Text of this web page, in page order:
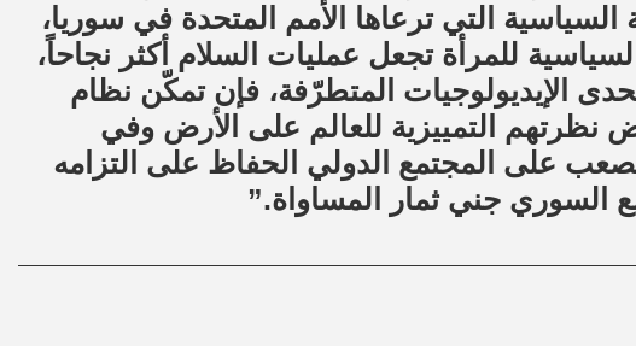
السياسية التي ترعاها الأمم المتحدة في سوريا،
للمرأة تجعل عمليات السلام أكثر نجاحاً،
الإيديولوجيات المتطرّفة، فإن تمكّن نظام
نظرتهم التمييزية للعالم على الأرض وفي
على المجتمع الدولي الحفاظ على التزامه
السوري جني ثمار المساواة.”